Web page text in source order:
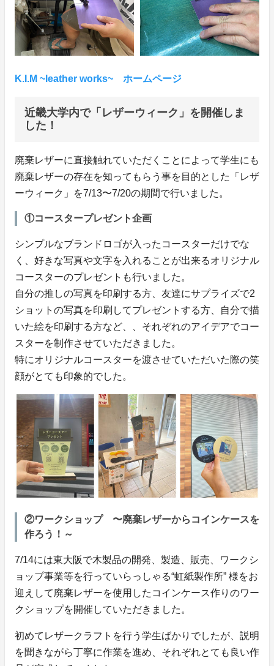
K.I.M ~leather works~ ホームページ
近畿大学内で「レザーウィーク」を開催しま
した！
廃棄レザーに直接触れていただくことによって学生にも
廃棄レザーの存在を知ってもらう事を目的とした「レザ
ーウィーク」を7/13〜7/20の期間で行いました。
①コースタープレゼント企画
シンプルなブランドロゴが入ったコースターだけでな
く、好きな写真や文字を入れることが出来るオリジナル
コースターのプレゼントも行いました。
自分の推しの写真を印刷する方、友達にサプライズで2
ショットの写真を印刷してプレゼントする方、自分で描
いた絵を印刷する方など、、それぞれのアイデアでコー
スターを制作させていただきました。
特にオリジナルコースターを渡させていただいた際の笑
顔がとても印象的でした。
②ワークショップ 〜廃棄レザーからコインケースを
作ろう！～
7/14には東大阪で木製品の開発、製造、販売、ワークシ
ョップ事業等を行っていらっしゃる“虹紙製作所” 様をお
迎えして廃棄レザーを使用したコインケース作りのワー
クショップを開催していただきました。
初めてレザークラフトを行う学生ばかりでしたが、説明
を聞きながら丁寧に作業を進め、それぞれとても良い作